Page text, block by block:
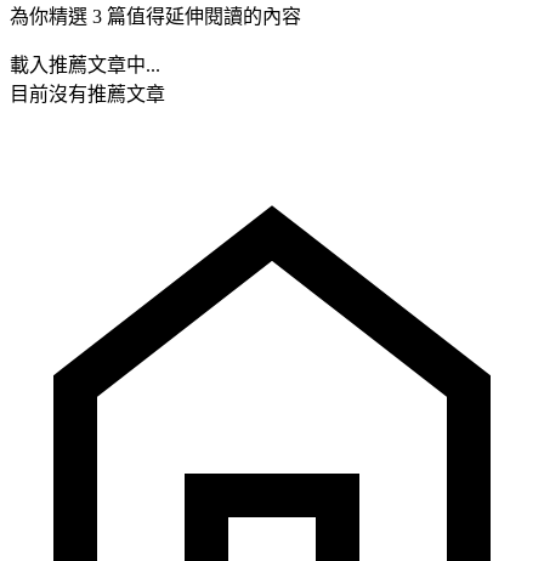
為你精選 3 篇值得延伸閱讀的內容
載入推薦文章中...
目前沒有推薦文章